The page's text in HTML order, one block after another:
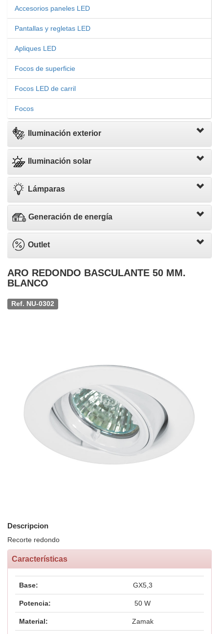
Accesorios paneles LED
Pantallas y regletas LED
Apliques LED
Focos de superficie
Focos LED de carril
Focos
Iluminación exterior
Iluminación solar
Lámparas
Generación de energía
Outlet
ARO REDONDO BASCULANTE 50 MM.
BLANCO
Ref. NU-0302
Descripcion
Recorte redondo
Características
Base: GX5,3
Potencia: 50 W
Material: Zamak